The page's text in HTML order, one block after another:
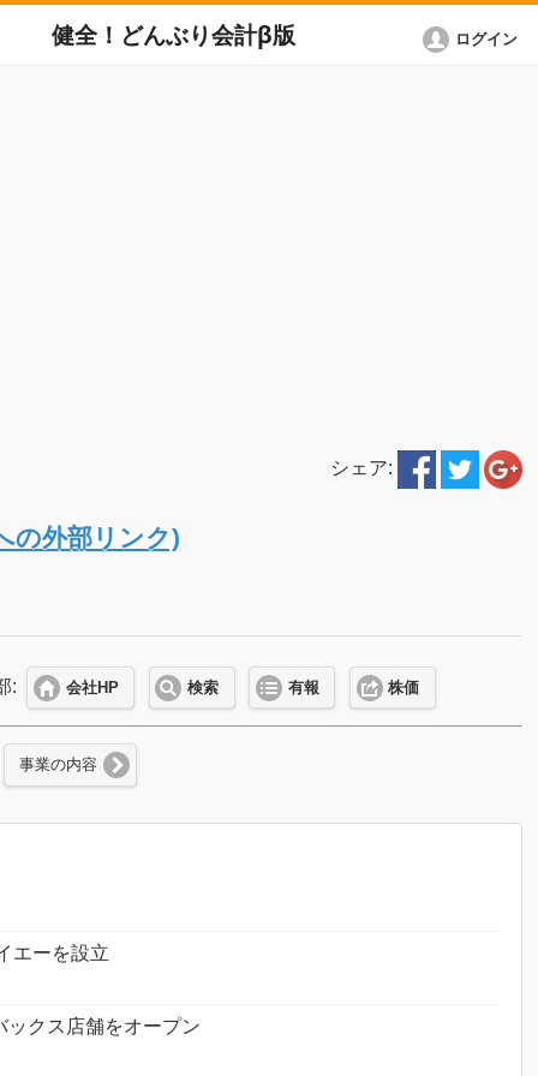
健全！どんぶり会計β版 ログイン
シェア:
の外部リンク)
: 会社HP 検索 有報 株価
事業の内容
エーを設立
クス店舗をオープン